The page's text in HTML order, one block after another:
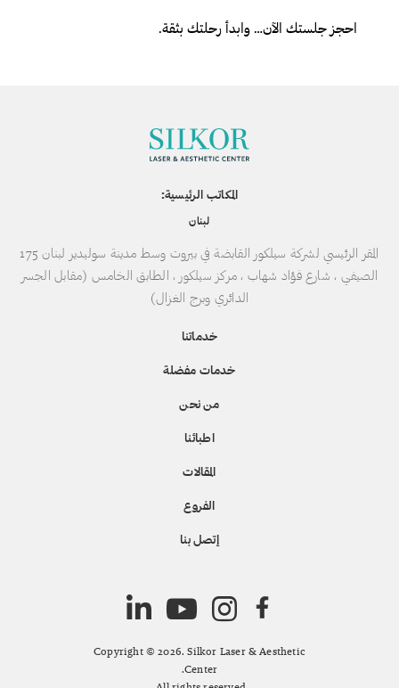
احجز جلستك الآن… وابدأ رحلتك بثقة.
المكاتب الرئيسية:
لبنان
المقر الرئيسي لشركة سيلكور القابضة في بيروت وسط مدينة سوليدير لبنان 175
الصيفي ، شارع فؤاد شهاب ، مركز سيلكور ، الطابق الخامس (مقابل الجسر
الدائري وبرج الغزال)
خدماتنا
خدمات مفضلة
من نحن
اطبائنا
المقالات
الفروع
إتصل بنا
Copyright © 2026. Silkor Laser & Aesthetic
Center.